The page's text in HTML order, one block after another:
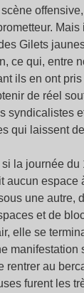
Mais
Gilets
ce qui, entre
ils en ont
de réel
syndicalistes
qui laissent
la journée du
aucun espace
une autre,
et de
elle se
manifestation
rentrer au
furent les